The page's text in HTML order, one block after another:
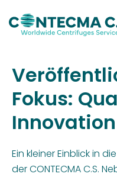
Fokus:
Ein kleiner Einblick in
der CONTECMA C.S.